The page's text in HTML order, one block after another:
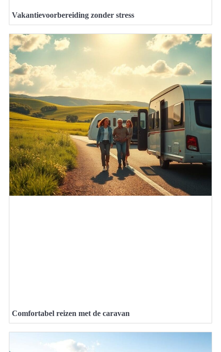
Vakantievoorbereiding zonder stress
Comfortabel reizen met de caravan